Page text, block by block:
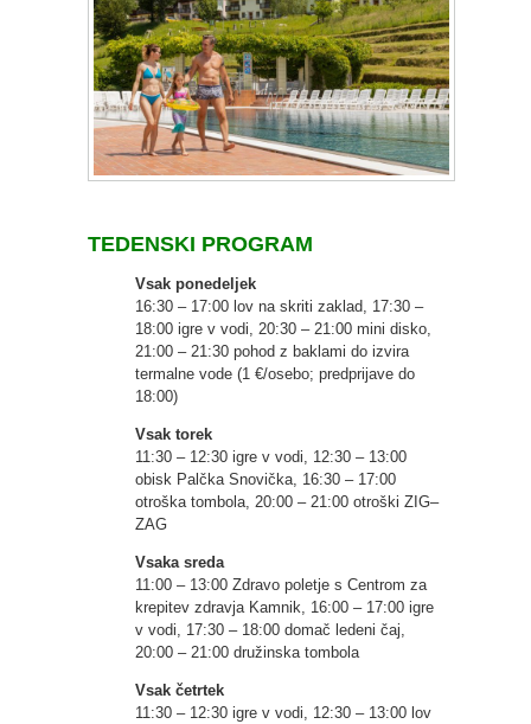
TEDENSKI PROGRAM
Vsak ponedeljek
16:30 – 17:00 lov na skriti zaklad, 17:30 –
18:00 igre v vodi, 20:30 – 21:00 mini disko,
21:00 – 21:30 pohod z baklami do izvira
termalne vode (1 €/osebo; predprijave do
18:00)
Vsak torek
11:30 – 12:30 igre v vodi, 12:30 – 13:00
obisk Palčka Snovička, 16:30 – 17:00
otroška tombola, 20:00 – 21:00 otroški ZIG–
ZAG
Vsaka sreda
11:00 – 13:00 Zdravo poletje s Centrom za
krepitev zdravja Kamnik, 16:00 – 17:00 igre
v vodi, 17:30 – 18:00 domač ledeni čaj,
20:00 – 21:00 družinska tombola
Vsak četrtek
11:30 – 12:30 igre v vodi, 12:30 – 13:00 lov